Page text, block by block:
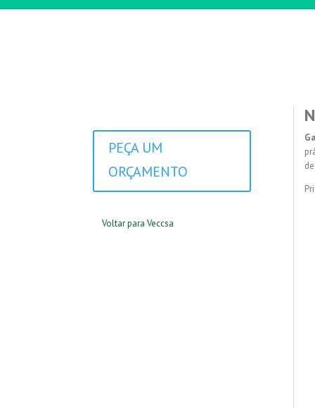
PEÇA UM
ORÇAMENTO
Voltar para Veccsa